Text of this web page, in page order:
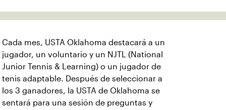
Cada mes, USTA Oklahoma destacará a un
jugador, un voluntario y un NJTL (National
Junior Tennis & Learning) o un jugador de
tenis adaptable. Después de seleccionar a
los 3 ganadores, la USTA de Oklahoma se
sentará para una sesión de preguntas y